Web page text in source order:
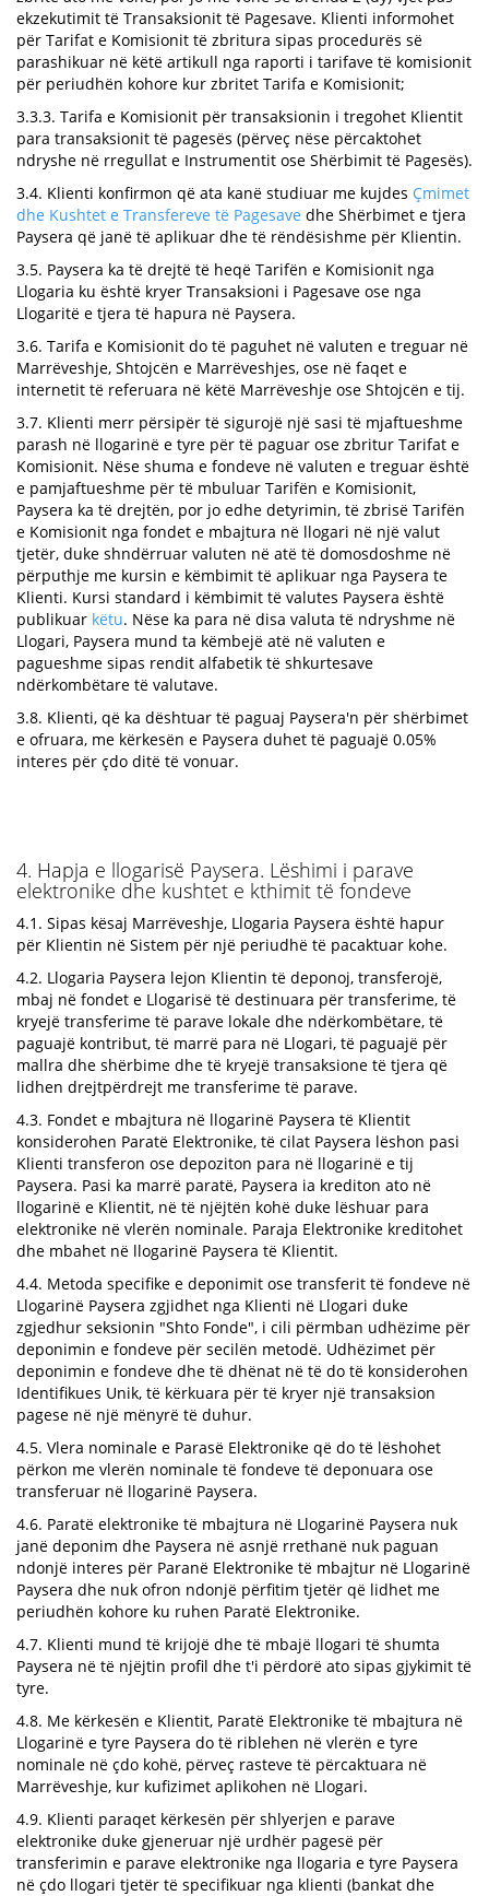
ekzekutimit të Transaksionit të Pagesave. Klienti informohet
për Tarifat e Komisionit të zbritura sipas procedurës së
parashikuar në këtë artikull nga raporti i tarifave të komisionit
për periudhën kohore kur zbritet Tarifa e Komisionit;
3.3.3. Tarifa e Komisionit për transaksionin i tregohet Klientit
para transaksionit të pagesës (përveç nëse përcaktohet
ndryshe në rregullat e Instrumentit ose Shërbimit të Pagesës).
3.4. Klienti konfirmon që ata kanë studiuar me kujdes Çmimet
dhe Kushtet e Transfereve të Pagesave dhe Shërbimet e tjera
Paysera që janë të aplikuar dhe të rëndësishme për Klientin.
3.5. Paysera ka të drejtë të heqë Tarifën e Komisionit nga
Llogaria ku është kryer Transaksioni i Pagesave ose nga
Llogaritë e tjera të hapura në Paysera.
3.6. Tarifa e Komisionit do të paguhet në valuten e treguar në
Marrëveshje, Shtojcën e Marrëveshjes, ose në faqet e
internetit të referuara në këtë Marrëveshje ose Shtojcën e tij.
3.7. Klienti merr përsipër të sigurojë një sasi të mjaftueshme
parash në llogarinë e tyre për të paguar ose zbritur Tarifat e
Komisionit. Nëse shuma e fondeve në valuten e treguar është
e pamjaftueshme për të mbuluar Tarifën e Komisionit,
Paysera ka të drejtën, por jo edhe detyrimin, të zbrisë Tarifën
e Komisionit nga fondet e mbajtura në llogari në një valut
tjetër, duke shndërruar valuten në atë të domosdoshme në
përputhje me kursin e këmbimit të aplikuar nga Paysera te
Klienti. Kursi standard i këmbimit të valutes Paysera është
publikuar këtu. Nëse ka para në disa valuta të ndryshme në
Llogari, Paysera mund ta këmbejë atë në valuten e
pagueshme sipas rendit alfabetik të shkurtesave
ndërkombëtare të valutave.
3.8. Klienti, që ka dështuar të paguaj Paysera'n për shërbimet
e ofruara, me kërkesën e Paysera duhet të paguajë 0.05%
interes për çdo ditë të vonuar.
4. Hapja e llogarisë Paysera. Lëshimi i parave
elektronike dhe kushtet e kthimit të fondeve
4.1. Sipas kësaj Marrëveshje, Llogaria Paysera është hapur
për Klientin në Sistem për një periudhë të pacaktuar kohe.
4.2. Llogaria Paysera lejon Klientin të deponoj, transferojë,
mbaj në fondet e Llogarisë të destinuara për transferime, të
kryejë transferime të parave lokale dhe ndërkombëtare, të
paguajë kontribut, të marrë para në Llogari, të paguajë për
mallra dhe shërbime dhe të kryejë transaksione të tjera që
lidhen drejtpërdrejt me transferime të parave.
4.3. Fondet e mbajtura në llogarinë Paysera të Klientit
konsiderohen Paratë Elektronike, të cilat Paysera lëshon pasi
Klienti transferon ose depoziton para në llogarinë e tij
Paysera. Pasi ka marrë paratë, Paysera ia krediton ato në
llogarinë e Klientit, në të njëjtën kohë duke lëshuar para
elektronike në vlerën nominale. Paraja Elektronike kreditohet
dhe mbahet në llogarinë Paysera të Klientit.
4.4. Metoda specifike e deponimit ose transferit të fondeve në
Llogarinë Paysera zgjidhet nga Klienti në Llogari duke
zgjedhur seksionin "Shto Fonde", i cili përmban udhëzime për
deponimin e fondeve për secilën metodë. Udhëzimet për
deponimin e fondeve dhe të dhënat në të do të konsiderohen
Identifikues Unik, të kërkuara për të kryer një transaksion
pagese në një mënyrë të duhur.
4.5. Vlera nominale e Parasë Elektronike që do të lëshohet
përkon me vlerën nominale të fondeve të deponuara ose
transferuar në llogarinë Paysera.
4.6. Paratë elektronike të mbajtura në Llogarinë Paysera nuk
janë deponim dhe Paysera në asnjë rrethanë nuk paguan
ndonjë interes për Paranë Elektronike të mbajtur në Llogarinë
Paysera dhe nuk ofron ndonjë përfitim tjetër që lidhet me
periudhën kohore ku ruhen Paratë Elektronike.
4.7. Klienti mund të krijojë dhe të mbajë llogari të shumta
Paysera në të njëjtin profil dhe t'i përdorë ato sipas gjykimit të
tyre.
4.8. Me kërkesën e Klientit, Paratë Elektronike të mbajtura në
Llogarinë e tyre Paysera do të riblehen në vlerën e tyre
nominale në çdo kohë, përveç rasteve të përcaktuara në
Marrëveshje, kur kufizimet aplikohen në Llogari.
4.9. Klienti paraqet kërkesën për shlyerjen e parave
elektronike duke gjeneruar një urdhër pagesë për
transferimin e parave elektronike nga llogaria e tyre Paysera
në çdo llogari tjetër të specifikuar nga klienti (bankat dhe